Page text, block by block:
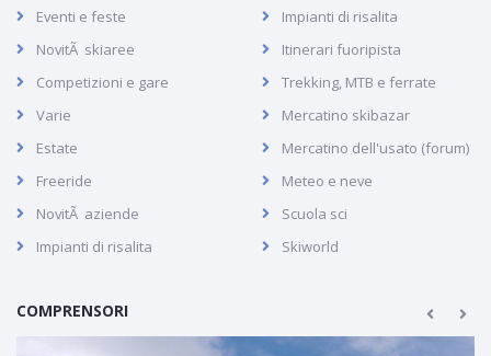
Eventi e feste
NovitÃ skiaree
Competizioni e gare
Varie
Estate
Freeride
NovitÃ aziende
Impianti di risalita
Impianti di risalita
Itinerari fuoripista
Trekking, MTB e ferrate
Mercatino skibazar
Mercatino dell'usato (forum)
Meteo e neve
Scuola sci
Skiworld
COMPRENSORI